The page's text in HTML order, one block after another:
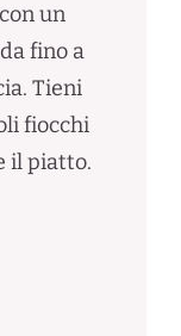
un
fino a
Tieni
fiocchi
il piatto.